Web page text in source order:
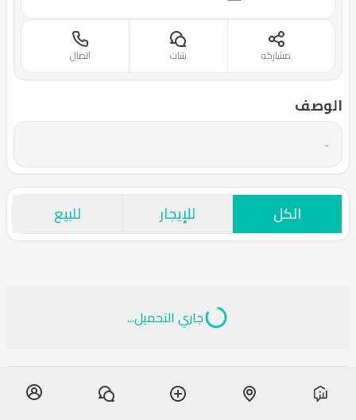
اتصال شات مشاركه
الوصف
-
الكل للإيجار للبيع
جاري التحميل...